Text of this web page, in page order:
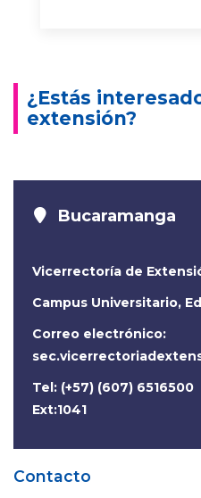
¿Estás
extensión?
Bucaramanga
Vicerrectoría de
Campus Universitario,
Correo electrónico:
Tel: (+57) (607) 6516500
Ext:1041
Contacto